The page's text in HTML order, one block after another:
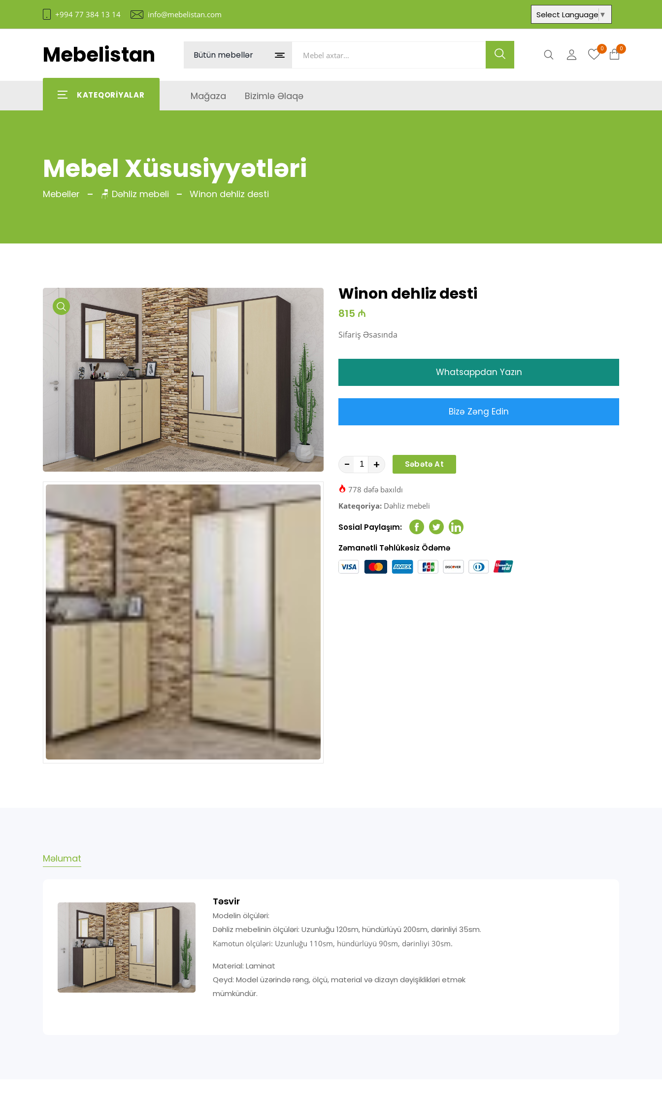
+994 77 384 13 14 info@mebelistan.com Select Language ▼
Mebelistan Axtar Hesabım
0 0
KATEQORIYALAR Mağaza Bizimlə Əlaqə
Mebel Xüsusiyyətləri
Mebeller 🪑 Dəhliz mebeli Winon dehliz desti
Media
Gallery
Winon dehliz desti
815 ₼
Sifariş Əsasında
Whatsappdan Yazın
Bizə Zəng Edin
- + Səbətə At
778 dəfə baxıldı
Kateqoriya: Dəhliz mebeli
Sosial Paylaşım: Facebook
TwitterLinkedin
Zəmanətli Təhlükəsiz Ödəmə
Məlumat
Təsvir
Modelin ölçüləri:
Dəhliz mebelinin ölçüləri: Uzunluğu 120sm, hündürlüyü 200sm, dərinliyi 35sm.
Kamotun ölçüləri: Uzunluğu 110sm, hündürlüyü 90sm, dərinliyi 30sm.
Material: Laminat
Qeyd: Model üzərində rəng, ölçü, material və dizayn dəyişiklikləri etmək
mümkündür.